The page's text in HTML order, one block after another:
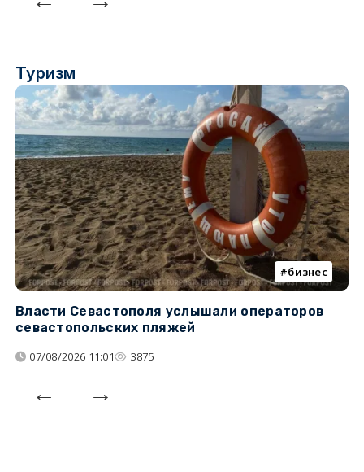
Туризм
бизнес
Власти Севастополя услышали операторов
севастопольских пляжей
07/08/2026 11:01 3875